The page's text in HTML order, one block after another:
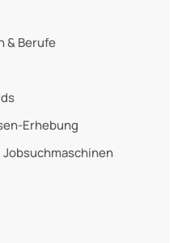
& Berufe
Erhebung